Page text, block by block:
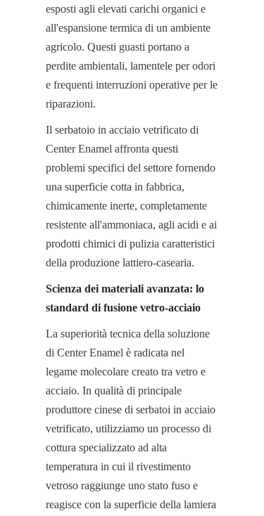
esposti agli elevati carichi organici e
all'espansione termica di un ambiente
agricolo. Questi guasti portano a
perdite ambientali, lamentele per odori
e frequenti interruzioni operative per le
riparazioni.
Il serbatoio in acciaio vetrificato di
Center Enamel affronta questi
problemi specifici del settore fornendo
una superficie cotta in fabbrica,
chimicamente inerte, completamente
resistente all'ammoniaca, agli acidi e ai
prodotti chimici di pulizia caratteristici
della produzione lattiero-casearia.
Scienza dei materiali avanzata: lo
standard di fusione vetro-acciaio
La superiorità tecnica della soluzione
di Center Enamel è radicata nel
legame molecolare creato tra vetro e
acciaio. In qualità di principale
produttore cinese di serbatoi in acciaio
vetrificato, utilizziamo un processo di
cottura specializzato ad alta
temperatura in cui il rivestimento
vetroso raggiunge uno stato fuso e
reagisce con la superficie della lamiera